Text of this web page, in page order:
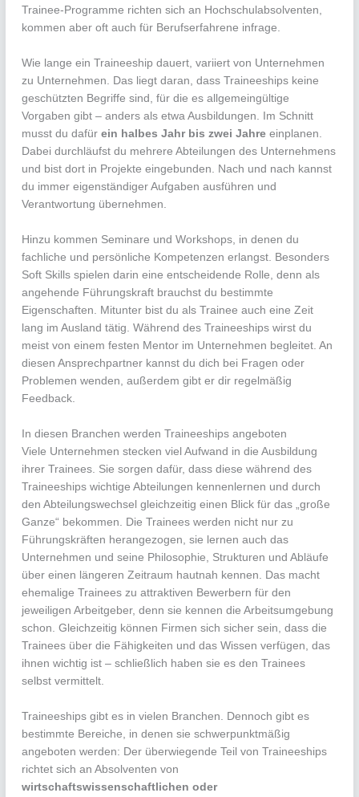
Trainee-Programme richten sich an Hochschulabsolventen,
kommen aber oft auch für Berufserfahrene infrage.
Wie lange ein Traineeship dauert, variiert von Unternehmen
zu Unternehmen. Das liegt daran, dass Traineeships keine
geschützten Begriffe sind, für die es allgemeingültige
Vorgaben gibt – anders als etwa Ausbildungen. Im Schnitt
musst du dafürein halbes Jahr bis zwei Jahre einplanen.
Dabei durchläufst du mehrere Abteilungen des Unternehmens
und bist dort in Projekte eingebunden. Nach und nach kannst
du immer eigenständiger Aufgaben ausführen und
Verantwortung übernehmen.
Hinzu kommen Seminare und Workshops, in denen du
fachliche und persönliche Kompetenzen erlangst. Besonders
Soft Skills spielen darin eine entscheidende Rolle, denn als
angehende Führungskraft brauchst du bestimmte
Eigenschaften. Mitunter bist du als Trainee auch eine Zeit
lang im Ausland tätig. Während des Traineeships wirst du
meist von einem festen Mentor im Unternehmen begleitet. An
diesen Ansprechpartner kannst du dich bei Fragen oder
Problemen wenden, außerdem gibt er dir regelmäßig
Feedback.
In diesen Branchen werden Traineeships angeboten
Viele Unternehmen stecken viel Aufwand in die Ausbildung
ihrer Trainees. Sie sorgen dafür, dass diese während des
Traineeships wichtige Abteilungen kennenlernen und durch
den Abteilungswechsel gleichzeitig einen Blick für das „große
Ganze“ bekommen. Die Trainees werden nicht nur zu
Führungskräften herangezogen, sie lernen auch das
Unternehmen und seine Philosophie, Strukturen und Abläufe
über einen längeren Zeitraum hautnah kennen. Das macht
ehemalige Trainees zu attraktiven Bewerbern für den
jeweiligen Arbeitgeber, denn sie kennen die Arbeitsumgebung
schon. Gleichzeitig können Firmen sich sicher sein, dass die
Trainees über die Fähigkeiten und das Wissen verfügen, das
ihnen wichtig ist – schließlich haben sie es den Trainees
selbst vermittelt.
Traineeships gibt es in vielen Branchen. Dennoch gibt es
bestimmte Bereiche, in denen sie schwerpunktmäßig
angeboten werden: Der überwiegende Teil von Traineeships
richtet sich an Absolventen von
wirtschaftswissenschaftlichen oder